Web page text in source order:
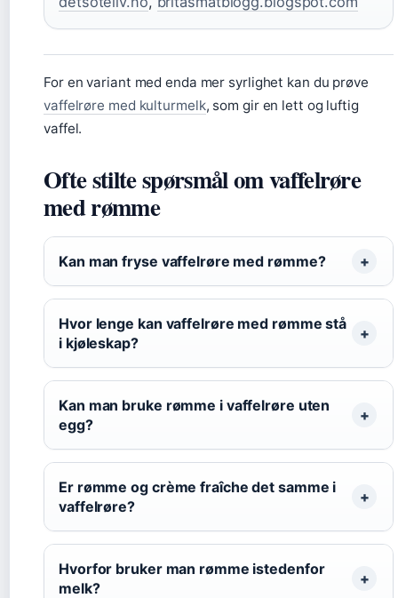
For en variant med enda mer syrlighet kan du prøve
vaffelrøre med kulturmelk, som gir en lett og luftig
vaffel.
Ofte stilte spørsmål om vaffelrøre
med rømme
Kan man fryse vaffelrøre med rømme?
Hvor lenge kan vaffelrøre med rømme stå
i kjøleskap?
Kan man bruke rømme i vaffelrøre uten
egg?
Er rømme og crème fraîche det samme i
vaffelrøre?
Hvorfor bruker man rømme istedenfor
melk?